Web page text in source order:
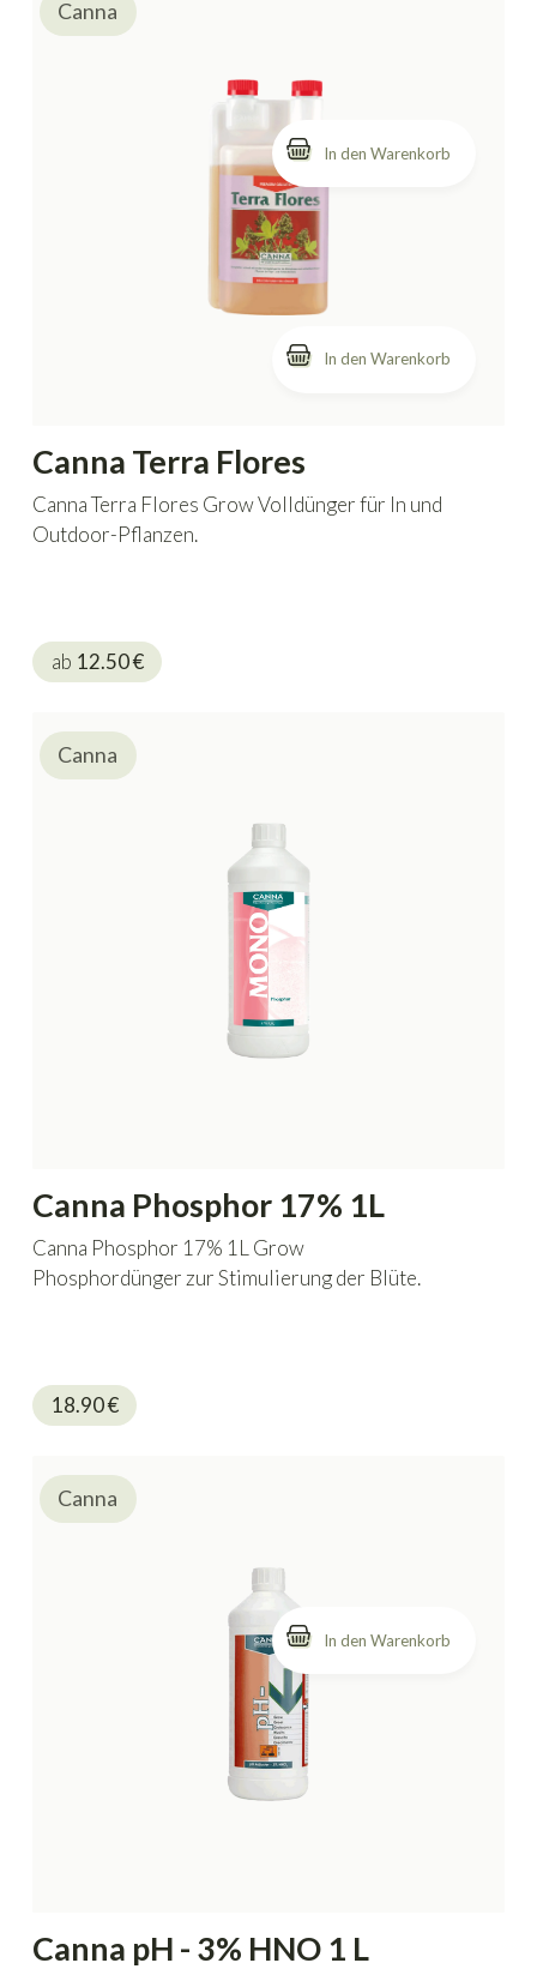
In den Warenkorb
Canna Terra Flores
Canna Terra Flores Grow Volldünger für In und
Outdoor-Pflanzen.
ab 12.50€
Canna
Canna Phosphor 17% 1L
Canna Phosphor 17% 1L Grow
Phosphordünger zur Stimulierung der Blüte.
18.90€
Canna
Canna pH - 3% HNO 1 L
Canna